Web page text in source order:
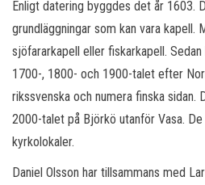
Enligt datering byggdes det år 1603.
grundläggningar som kan vara
sjöfararkapell eller fiskarkapell.
1700-, 1800- och 1900-talet efter
rikssvenska och numera finska sidan.
2000-talet på Björkö utanför Vasa.
kyrkolokaler.
Daniel Olsson har tillsammans med